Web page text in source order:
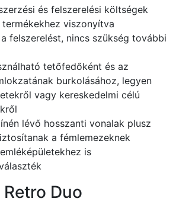
és felszerelési költségek
termékekhez viszonyítva
felszerelést, nincs szükség további
tetőfedőként és az
burkolásához, legyen
vagy kereskedelmi célú
lévő hosszanti vonalak plusz
a fémlemezeknek
is
Retro Duo